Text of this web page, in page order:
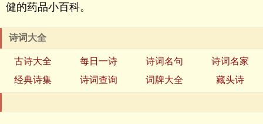
健的药品小百科。
诗词大全
古诗大全 每日一诗 诗词名句
诗词名家
经典诗集
诗词查询 词牌大全 藏头诗